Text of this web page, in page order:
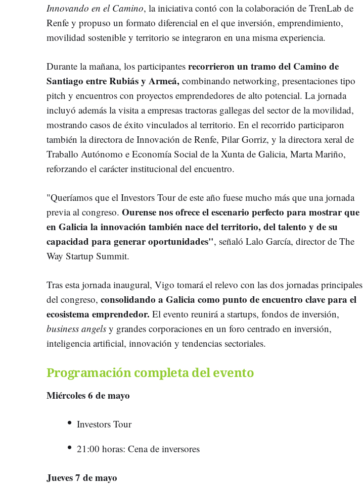
Innovando en el Camino, la iniciativa contó con la colaboración de TrenLab de
Renfe y propuso un formato diferencial en el que inversión, emprendimiento,
movilidad sostenible y territorio se integraron en una misma experiencia.
Durante la mañana, los participantes recorrieron un tramo del Camino de
Santiago entre Rubiás y Armeá, combinando networking, presentaciones tipo
pitch y encuentros con proyectos emprendedores de alto potencial. La jornada
incluyó además la visita a empresas tractoras gallegas del sector de la movilidad,
mostrando casos de éxito vinculados al territorio. En el recorrido participaron
también la directora de Innovación de Renfe, Pilar Gorriz, y la directora xeral de
Traballo Autónomo e Economía Social de la Xunta de Galicia, Marta Mariño,
reforzando el carácter institucional del encuentro.
"Queríamos que el Investors Tour de este año fuese mucho más que una jornada
previa al congreso. Ourense nos ofrece el escenario perfecto para mostrar que
en Galicia la innovación también nace del territorio, del talento y de su
capacidad para generar oportunidades", señaló Lalo García, director de The
Way Startup Summit.
Tras esta jornada inaugural, Vigo tomará el relevo con las dos jornadas principales
del congreso, consolidando a Galicia como punto de encuentro clave para el
ecosistema emprendedor. El evento reunirá a startups, fondos de inversión,
business angels y grandes corporaciones en un foro centrado en inversión,
inteligencia artificial, innovación y tendencias sectoriales.
Programación completa del evento
Miércoles 6 de mayo
Investors Tour
21:00 horas: Cena de inversores
Jueves 7 de mayo